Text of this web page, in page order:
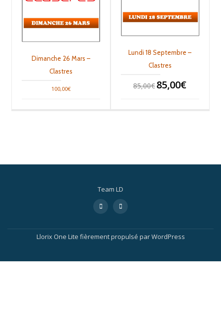
Dimanche 26 Mars –
Clastres
100,00€
Lundi 18 Septembre –
Clastres
85,00€85,00€
Team LD
Llorix One Lite fièrement propulsé parWordPress